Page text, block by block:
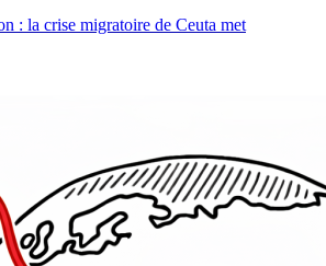
: la crise migratoire de Ceuta met